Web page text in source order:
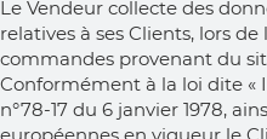
Le Vendeur collecte des
relatives à ses Clients, lors
commandes provenant du
Conformément à la loi dite «
n°78-17 du 6 janvier 1978,